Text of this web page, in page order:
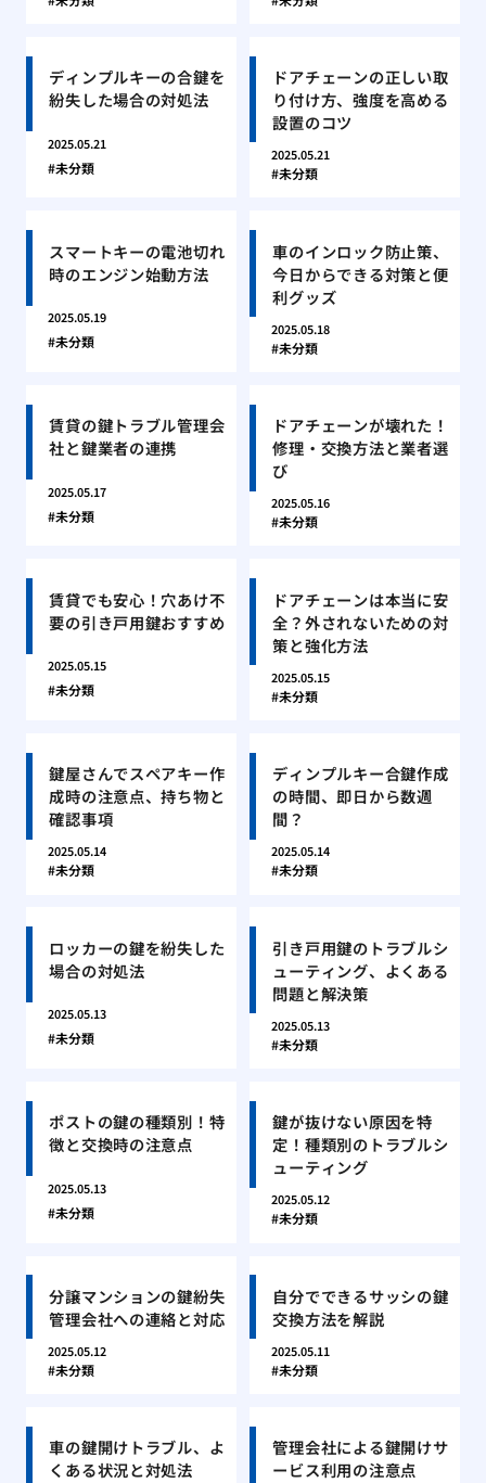
ディンプルキーの合鍵を
紛失した場合の対処法
2025.05.21
未分類
ドアチェーンの正しい取
り付け方、強度を高める
設置のコツ
2025.05.21
未分類
スマートキーの電池切れ
時のエンジン始動方法
2025.05.19
未分類
車のインロック防止策、
今日からできる対策と便
利グッズ
2025.05.18
未分類
賃貸の鍵トラブル管理会
社と鍵業者の連携
2025.05.17
未分類
ドアチェーンが壊れた！
修理・交換方法と業者選
び
2025.05.16
未分類
賃貸でも安心！穴あけ不
要の引き戸用鍵おすすめ
2025.05.15
未分類
ドアチェーンは本当に安
全？外されないための対
策と強化方法
2025.05.15
未分類
鍵屋さんでスペアキー作
成時の注意点、持ち物と
確認事項
2025.05.14
未分類
ディンプルキー合鍵作成
の時間、即日から数週
間？
2025.05.14
未分類
ロッカーの鍵を紛失した
場合の対処法
2025.05.13
未分類
引き戸用鍵のトラブルシ
ューティング、よくある
問題と解決策
2025.05.13
未分類
ポストの鍵の種類別！特
徴と交換時の注意点
2025.05.13
未分類
鍵が抜けない原因を特
定！種類別のトラブルシ
ューティング
2025.05.12
未分類
分譲マンションの鍵紛失
管理会社への連絡と対応
2025.05.12
未分類
自分でできるサッシの鍵
交換方法を解説
2025.05.11
未分類
車の鍵開けトラブル、よ
くある状況と対処法
管理会社による鍵開けサ
ービス利用の注意点